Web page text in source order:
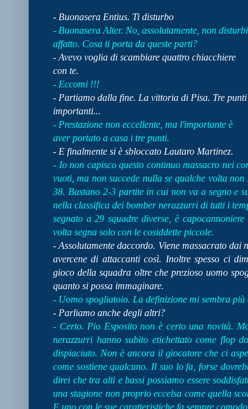
- Buonasera Entius. Ti disturbo
- Buonasera Alter. No, assolutamente, non disturbi
affatto. Cosa ti porta da queste parti?
- Avevo voglia di scambiare quattro chiacchiere
con te.
- Eccomi !!!
- Partiamo dalla fine. La vittoria di Pisa. Tre punti
importanti...
- Prestazione non eccellente, ma l'importante è
aver portato a casa i tre punti.
- E finalmente si è sbloccato Lautaro Martinez.
- Io non capisco questo continuo massacro nei
vuoti, ma non succede nulla se qualche volta
38. Bastano 2-3 partite in cui non va a segno e
nella classifica dei bomber nerazzurri di tutti i
segnato a 29 squadre diverse, è
volta segna solo con le cosiddette piccole.
- Assolutamente daccordo. Viene massacrato dai
avercene di attaccanti così. Inoltre spesso ci
gioco della squadra oltre che prezioso uomo
quanto si possa immaginare.
- Uomo spogliatoio. La definizione mi sembra più
- Parliamo anche degli altri?
- Certo. Pio Esposito non è certo una novità.
nerazzurri hanno subito etichettato come flop
dispiaciuto. Non è ancora il giocatore che ci
come sostiene qualcuno. Il suo lo fa, forse
direi che tra alti e bassi possiamo essere
una stagione non proprio eccelsa come quella
E uno con le sue caratteristiche fa sempre